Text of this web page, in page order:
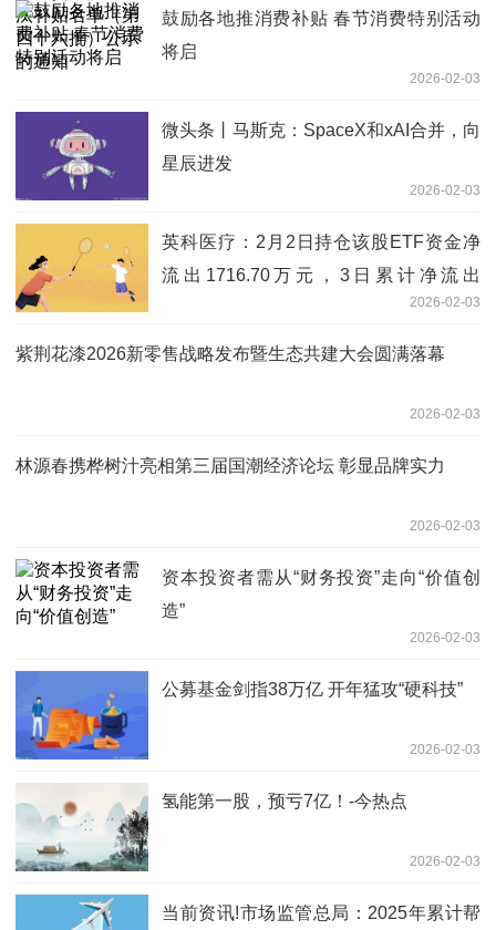
鼓励各地推消费补贴 春节消费特别活动
将启
2026-02-03
微头条丨马斯克：SpaceX和xAI合并，向
星辰进发
2026-02-03
英科医疗：2月2日持仓该股ETF资金净
流出1716.70万元，3日累计净流出
2026-02-03
紫荆花漆2026新零售战略发布暨生态共建大会圆满落幕
2026-02-03
林源春携桦树汁亮相第三届国潮经济论坛 彰显品牌实力
2026-02-03
资本投资者需从“财务投资”走向“价值创
造”
2026-02-03
公募基金剑指38万亿 开年猛攻“硬科技”
2026-02-03
氢能第一股，预亏7亿！-今热点
2026-02-03
当前资讯!市场监管总局：2025年累计帮